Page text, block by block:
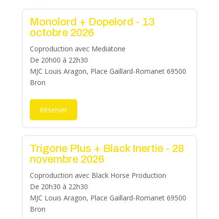
Monolord + Dopelord - 13
octobre 2026
Coproduction avec Mediatone
De 20h00 à 22h30
MJC Louis Aragon, Place Gaillard-Romanet 69500
Bron
Réserver
Trigone Plus + Black Inertie - 28
novembre 2026
Coproduction avec Black Horse Production
De 20h30 à 22h30
MJC Louis Aragon, Place Gaillard-Romanet 69500
Bron